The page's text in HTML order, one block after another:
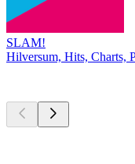
SLAM!
Hilversum, Hits, Charts,